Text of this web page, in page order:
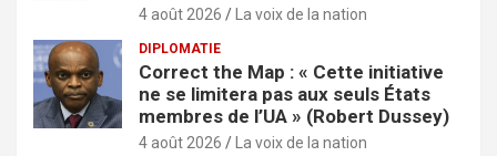
4 août 2026 La voix de la nation
DIPLOMATIE
Correct the Map : « Cette initiative
ne se limitera pas aux seuls États
membres de l’UA » (Robert Dussey)
4 août 2026 La voix de la nation